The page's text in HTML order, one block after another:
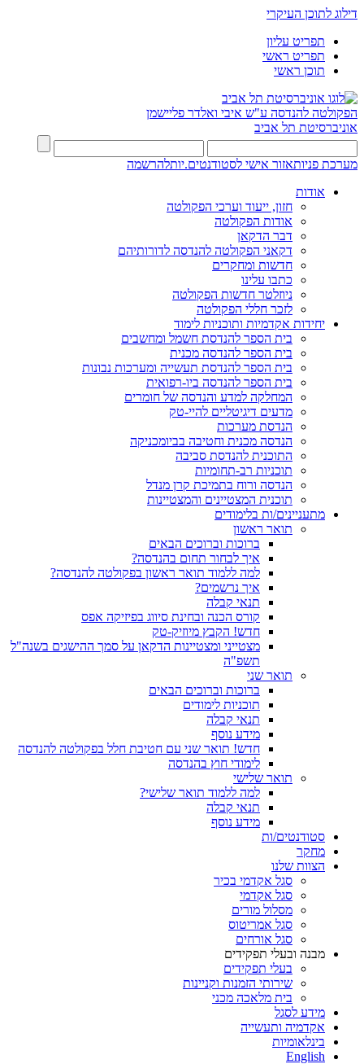
דילוג לתוכן העיקרי
תפריט עליון
תפריט ראשי
תוכן ראשי
הפקולטה להנדסה ע"ש איבי ואלדר פליישמן
אוניברסיטת תל אביב
מערכת פניותאזור אישי לסטודנטים.יותלהרשמה
אודות
חזון, ייעוד וערכי הפקולטה
אודות הפקולטה
דבר הדקאן
דקאני הפקולטה להנדסה לדורותיהם
חדשות ומחקרים
כתבו עלינו
ניוזלטר חדשות הפקולטה
לזכר חללי הפקולטה
יחידות אקדמיות ותוכניות לימוד
בית הספר להנדסת חשמל ומחשבים
בית הספר להנדסה מכנית
בית הספר להנדסת תעשייה ומערכות נבונות
בית הספר להנדסה ביו-רפואית
המחלקה למדע והנדסה של חומרים
מדעים דיגיטליים להיי-טק
הנדסת מערכות
הנדסה מכנית וחטיבה בביומכניקה
התוכנית להנדסת סביבה
תוכניות רב-תחומיות
הנדסה ורוח בתמיכת קרן מנדל
תוכנית המצטיינים והמצטיינות
מתעניינים/ות בלימודים
תואר ראשון
ברוכות וברוכים הבאים
איך לבחור תחום בהנדסה?
למה ללמוד תואר ראשון בפקולטה להנדסה?
איך נרשמים?
תנאי קבלה
קורס הכנה ובחינת סיווג בפיזיקה אפס
חדש! הקבץ מיוזיק-טק
מצטייני ומצטיינות הדקאן על סמך ההישגים בשנה"ל
תשפ"ה
תואר שני
ברוכות וברוכים הבאים
תוכניות לימודים
תנאי קבלה
מידע נוסף
חדש! תואר שני עם חטיבת חלל בפקולטה להנדסה
לימודי חוץ בהנדסה
תואר שלישי
למה ללמוד תואר שלישי?
תנאי קבלה
מידע נוסף
סטודנטים/ות
מחקר
הצוות שלנו
סגל אקדמי בכיר
סגל אקדמי
מסלול מורים
סגל אמריטוס
סגל אורחים
מבנה ובעלי תפקידים
בעלי תפקידים
שירותי הזמנות וקניינות
בית מלאכה מכני
מידע לסגל
אקדמיה ותעשייה
בינלאומיות
English